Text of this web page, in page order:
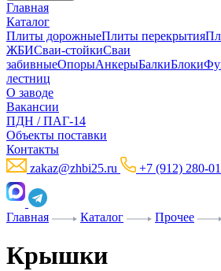
Главная
Каталог
Плиты дорожныеПлиты перекрытия
ЖБИСваи-стойкиСваи
забивныеОпорыАнкерыБалкиБлоки
лестниц
О заводе
Вакансии
ПДН / ПАГ-14
Объекты поставки
Контакты
zakaz@zhbi25.ru
+7 (912) 280-
Главная Каталог Прочее
Крышки